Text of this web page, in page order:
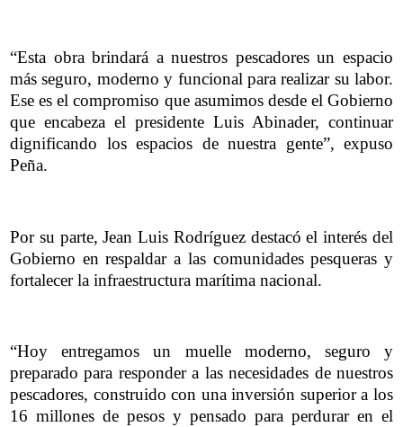
“Esta obra brindará a nuestros pescadores un espacio
más seguro, moderno y funcional para realizar su labor.
Ese es el compromiso que asumimos desde el Gobierno
que encabeza el presidente Luis Abinader, continuar
dignificando los espacios de nuestra gente”, expuso
Peña.
Por su parte, Jean Luis Rodríguez destacó el interés del
Gobierno en respaldar a las comunidades pesqueras y
fortalecer la infraestructura marítima nacional.
“Hoy entregamos un muelle moderno, seguro y
preparado para responder a las necesidades de nuestros
pescadores, construido con una inversión superior a los
16 millones de pesos y pensado para perdurar en el